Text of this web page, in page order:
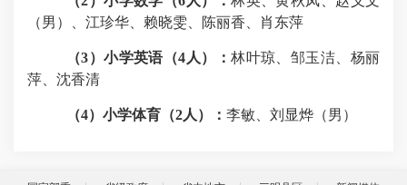
（男）、江珍华、赖晓雯、陈丽香、肖东萍
（3）小学英语（4 人）：林叶琼、邹玉洁、杨丽
萍、沈香清
（4）小学体育（2人）： 李敏、刘显烨（男）